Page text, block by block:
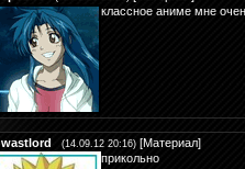
классное аниме мне
wastlord (14.09.12 20:16) [Материал]
прикольно